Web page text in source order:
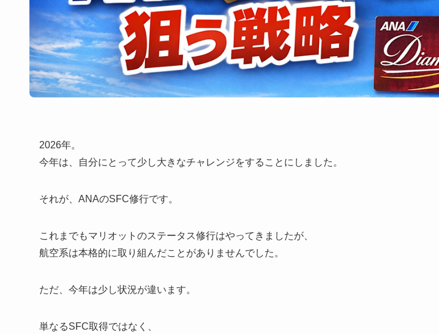
2026年。
今年は、自分にとって少し大きなチャレンジをすることにしました。
それが、ANAのSFC修行です。
これまでもマリオットのステータス修行はやってきましたが、
航空系は本格的に取り組んだことがありませんでした。
ただ、今年は少し状況が違います。
単なるSFC取得ではなく、